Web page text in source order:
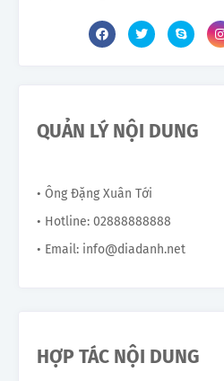
QUẢN LÝ NỘI DUNG
• Ông Đặng Xuân Tới
• Hotline: 02888888888
• Email: info@diadanh.net
HỢP TÁC NỘI DUNG